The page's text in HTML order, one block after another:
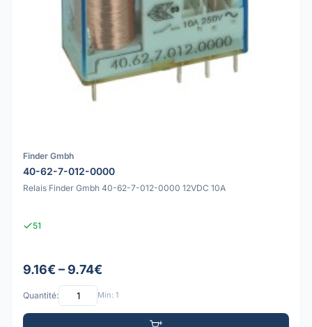
Finder Gmbh
40-62-7-012-0000
Relais Finder Gmbh 40-62-7-012-0000 12VDC 10A
51
9.16€ – 9.74€
Quantité: Min: 1